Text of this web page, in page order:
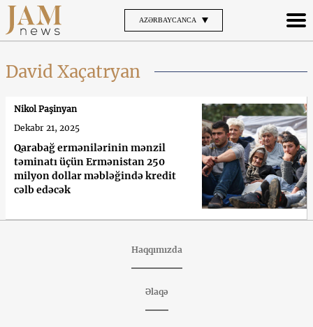
AZƏRBAYCANCA
David Xaçatryan
Qarabağ ermənilərinin mənzil
təminatı üçün Ermənistan 250
milyon dollar məbləğində kredit
cəlb edəcək
Nikol Paşinyan
Dekabr 21, 2025
Haqqımızda
Əlaqə